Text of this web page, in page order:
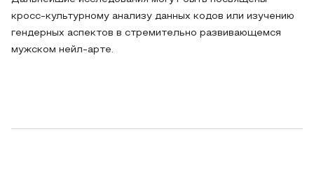
кросс-культурному анализу данных кодов или изучению
гендерных аспектов в стремительно развивающемся
мужском нейл-арте.